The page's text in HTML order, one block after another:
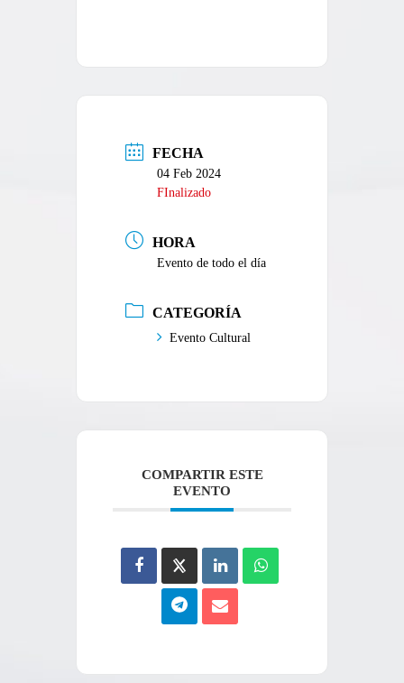
FECHA
04 Feb 2024
FInalizado
HORA
Evento de todo el día
CATEGORÍA
Evento Cultural
COMPARTIR ESTE
EVENTO